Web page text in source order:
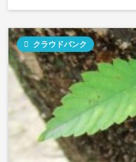
 クラウドバンク